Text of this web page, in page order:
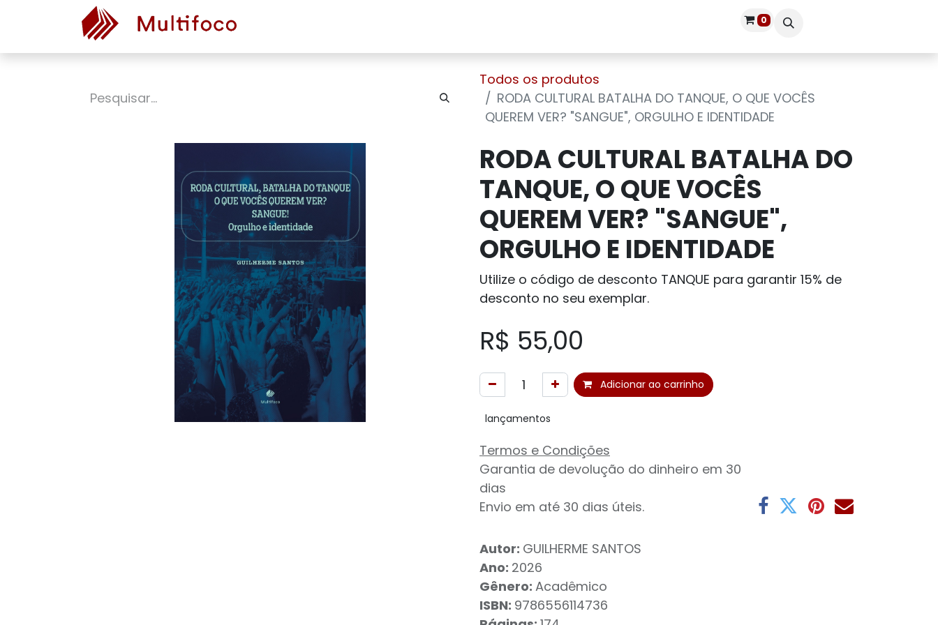
0
Todos os produtos
RODA CULTURAL BATALHA DO TANQUE, O QUE VOCÊS
QUEREM VER? "SANGUE", ORGULHO E IDENTIDADE
RODA CULTURAL BATALHA DO
TANQUE, O QUE VOCÊS
QUEREM VER? "SANGUE",
ORGULHO E IDENTIDADE
Utilize o código de desconto TANQUE para garantir 15% de
desconto no seu exemplar.
R$ 55,00
Adicionar ao carrinho
lançamentos
Termos e Condições
Garantia de devolução do dinheiro em 30
dias
Envio em até 30 dias úteis.
Autor: GUILHERME SANTOS
Ano: 2026
Gênero: Acadêmico
ISBN: 9786556114736